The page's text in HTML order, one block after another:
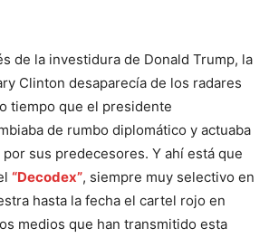
de la investidura de Donald Trump, la
Clinton desaparecía de los radares
tiempo que el presidente
de rumbo diplomático y actuaba
sus predecesores. Y ahí está que
“Decodex”, siempre muy selectivo en
hasta la fecha el cartel rojo en
medios que han transmitido esta